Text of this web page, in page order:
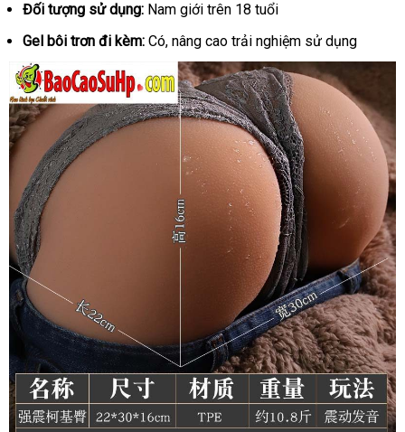
Đối tượng sử dụng: Nam giới trên 18 tuổi
Gel bôi trơn đi kèm: Có, nâng cao trải nghiệm sử dụng